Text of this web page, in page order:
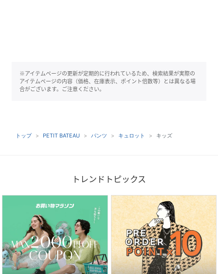
※アイテムページの更新が定期的に行われているため、検索結果が実際の
アイテムページの内容（価格、在庫表示、ポイント倍数等）とは異なる場
合がございます。ご注意ください。
トップ PETIT BATEAU パンツ キュロット キッズ
トレンドトピックス